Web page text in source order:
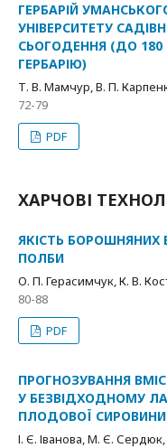
ГЕРБАРІЙ
УНІВЕРСИТЕТУ
СЬОГОДЕННЯ (ДО 180
ГЕРБАРІЮ)
Т. В. Мамчур, В. П.
72-79
PDF
ХАРЧОВІ
ЯКІСТЬ БОРОШНЯНИХ
ПОЛБИ
О. П. Герасимчук, К. В.
80-88
PDF
ПРОГНОЗУВАННЯ
У БЕЗВІДХОДНОМУ
ПЛОДОВОЇ СИРОВИНИ
І. Є. Іванова, М. Є.